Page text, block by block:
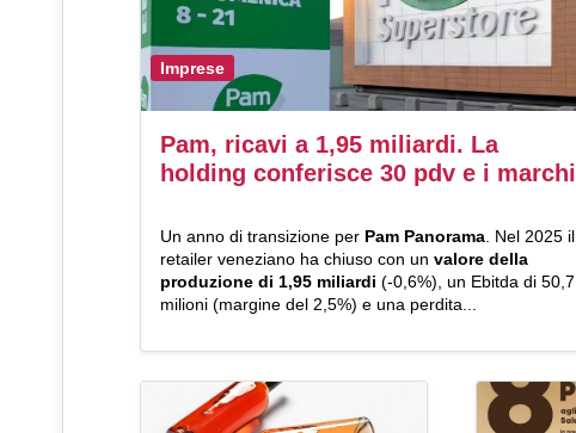
Imprese
Pam, ricavi a 1,95 miliardi. La
holding conferisce 30 pdv e i marchi
Un anno di transizione per Pam Panorama . Nel 2025 il
retailer veneziano ha chiuso con un valore della
produzione di 1,95 miliardi (-0,6%), un Ebitda di 50,7
milioni (margine del 2,5%) e una perdita...